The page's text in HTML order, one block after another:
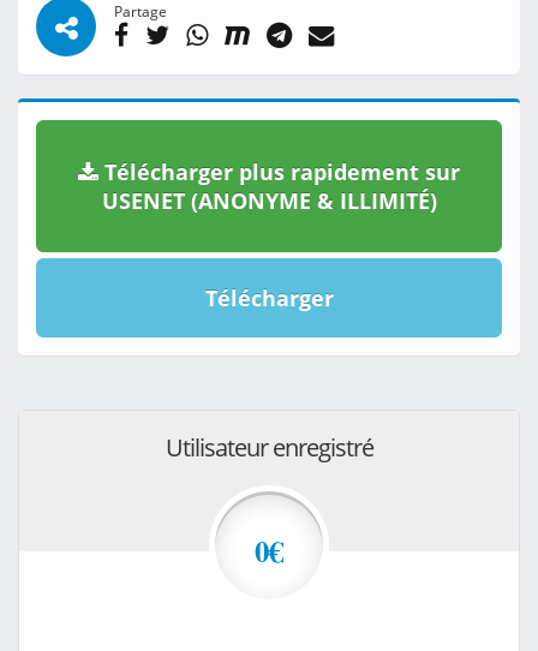
Partage
Télécharger plus rapidement sur
USENET (ANONYME & ILLIMITÉ)
Télécharger
Utilisateur enregistré
0€